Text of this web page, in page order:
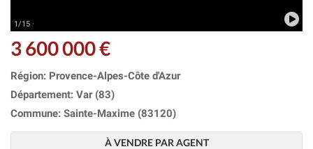
1/15 ·
3 600 000 €
Région: Provence-Alpes-Côte d'Azur
Département: Var (83)
Commune: Sainte-Maxime (83120)
À VENDRE PAR AGENT